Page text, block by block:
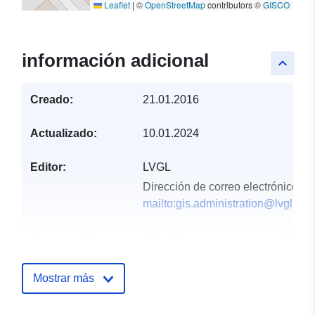
Leaflet | ©OpenStreetMapcontributors ©GISCO
keyboard_arrow_up
información adicional
Creado: 21.01.2016
Actualizado: 10.01.2024
Editor:
LVGL
Dirección de correo electrónico:
Mostrar más